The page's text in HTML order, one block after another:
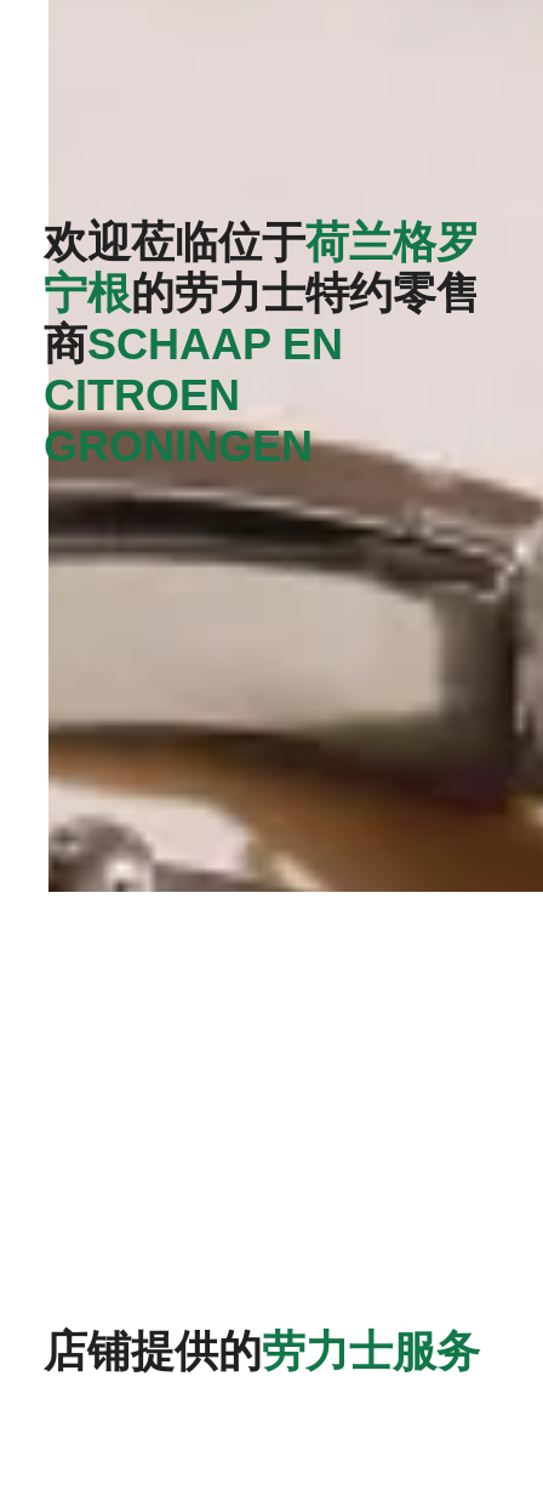
欢迎莅临位于荷兰格罗
宁根的劳力士特约零售
商‭SCHAAP EN
CITROEN
GRONINGEN‬
店铺提供的劳力士服务